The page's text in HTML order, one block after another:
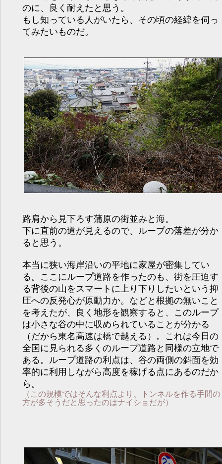
のに、良く耐えたと思う。
もし知っている人がいたら、その頃の経緯を伺っ
てみたいものだ。
路肩から見下ろす蒲原の街並みと海。
下に直前の道が見えるので、ループの落差が分か
ると思う。
本当に狭い海岸沿いの平地に家屋が密集してい
る。ここにループ道路を作ったのも、街を圧迫す
る背後の山をスマートに上り下りしたいという抑
圧への反発心が原動力か。などと根拠の無いこと
を考えたが、良く地形を観察すると、このループ
は小さな谷の中に収められていることが分かる
（だから東名高速は橋で越える）。これは今日の
全国に見られる多くのループ道路と同様の立地で
ある。ループ道路の利点は、谷の両側の斜面を効
率的に利用しながら高度を稼げる点にあるのだか
ら。
（この規模ではそんな利点より、トンネルを作る手間の
方が多そうだと思ったのはナイショだが）